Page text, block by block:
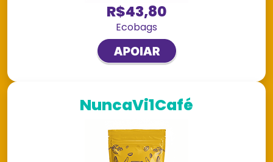
R$43,80
Ecobags
NuncaVi1Café